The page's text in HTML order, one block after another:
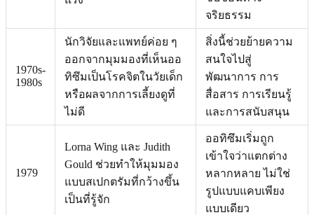
จริยธรรม
1970s-
1980s
นักวิจัยและแพทย์ค่อย ๆ
ออกจากมุมมองที่เห็นออ
ทิซึมเป็นโรคจิตในวัยเด็ก
หรือผลจากการเลี้ยงดูที่
ไม่ดี
สิ่งนี้ช่วยย้ายความ
สนใจไปสู่
พัฒนาการ การ
สื่อสาร การเรียนรู้
และการสนับสนุน
1979
Lorna Wing และ Judith
Gould ช่วยทำให้มุมมอง
แบบสเปกตรัมที่กว้างขึ้น
เป็นที่รู้จัก
ออทิซึมเริ่มถูก
เข้าใจว่าแตกต่าง
หลากหลาย ไม่ใช่
รูปแบบแคบเพียง
แบบเดียว